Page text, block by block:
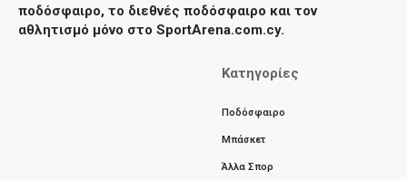
ποδόσφαιρο, το διεθνές ποδόσφαιρο και τον
αθλητισμό μόνο στο SportArena.com.cy.
Κατηγορίες
Ποδόσφαιρο
Μπάσκετ
Άλλα Σπορ